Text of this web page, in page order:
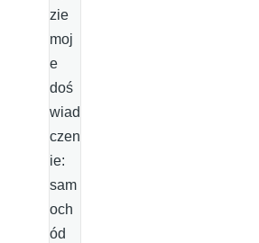
zie
moj
e
doś
wiad
czen
ie:
sam
och
ód